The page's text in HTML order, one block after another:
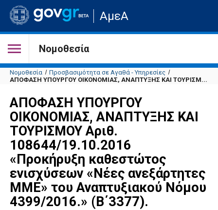
Μετάβαση
στην
σελίδα
του
ΑμεΑ
Νομοθεσία
Νομοθεσία
Προσβασιμότητα σε Αγαθά - Υπηρεσίες
ΑΠΟΦΑΣΗ ΥΠΟΥΡΓΟΥ ΟΙΚΟΝΟΜΙΑΣ, ΑΝΑΠΤΥΞΗΣ ΚΑΙ ΤΟΥΡΙΣΜ...
ΑΠΟΦΑΣΗ ΥΠΟΥΡΓΟΥ
ΟΙΚΟΝΟΜΙΑΣ, ΑΝΑΠΤΥΞΗΣ ΚΑΙ
ΤΟΥΡΙΣΜΟΥ Αριθ.
108644/19.10.2016
«Προκήρυξη καθεστώτος
ενισχύσεων «Νέες ανεξάρτητες
ΜΜΕ» του Αναπτυξιακού Νόμου
4399/2016.» (Β΄3377).